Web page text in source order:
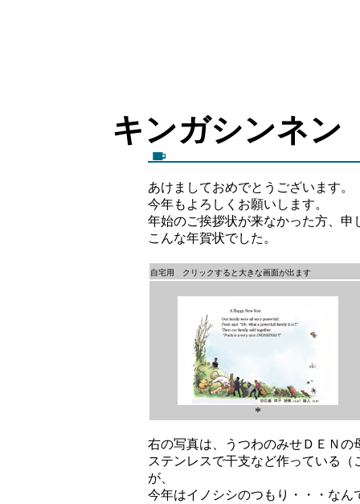
キンガシン
あけましておめでとうございます。
今年もよろしくお願いします。
年始のご挨拶状が来なかった方、申
こんな年賀状でした。
自宅用 クリックすると大きな画面が出ます
*
右の写真は、うつわのみせＤＥＮ
ステンレスで干支など作っている（
が、
今年はイノシシのつもり・・・なん